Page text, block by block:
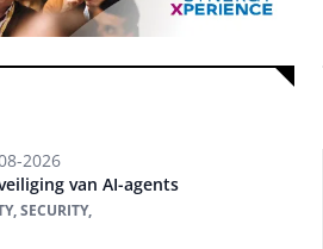
2026
van AI-agents
SECURITY,